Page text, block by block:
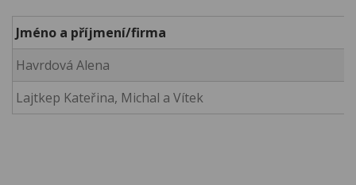
Jméno a příjmení/firma
Havrdová Alena
Lajtkep Kateřina, Michal a Vítek